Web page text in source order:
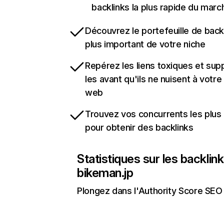
backlinks la plus rapide du
Découvrez le portefeuille de
plus important de votre niche
Repérez les liens toxiques et
les avant qu'ils ne nuisent à
web
Trouvez vos concurrents les
pour obtenir des backlinks
Statistiques sur les
bikeman.jp
Plongez dans l'Authority Score